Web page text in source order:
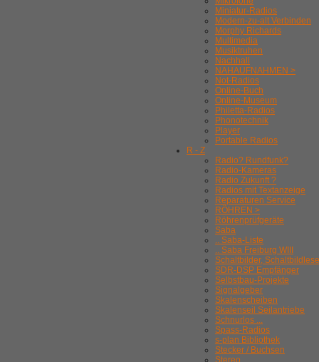
Miniatur-Radios
Modern-zu-alt Verbinden
Morphy Richards
Multimedia
Musiktruhen
Nachhall
NAHAUFNAHMEN >
Not-Radios
Online-Buch
Online-Museum
Philetta-Radios
Phonotechnik
Player
Portable Radios
R - Z
Radio? Rundfunk?
Radio-Kameras
Radio Zukunft ?
Radios mit Textanzeige
Reparaturen Service
RÖHREN >
Röhrenprüfgeräte
Saba
.. Saba-Liste
.. Saba Freiburg WIII
Schaltbilder,
SDR-DSP Empfänger
Selbstbau-Projekte
Signalgeber
Skalenscheiben
Skalenseil Seilantriebe
Schnurlos ...
Spass-Radios
s-plan Bibliothek
Stecker / Buchsen
Stereo